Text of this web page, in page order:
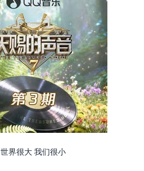
世界很大 我们很小